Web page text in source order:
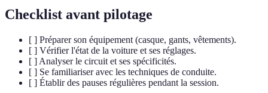
Checklist avant pilotage
[ ] Préparer son équipement (casque, gants, vêtements).
[ ] Vérifier l'état de la voiture et ses réglages.
[ ] Analyser le circuit et ses spécificités.
[ ] Se familiariser avec les techniques de conduite.
[ ] Établir des pauses régulières pendant la session.